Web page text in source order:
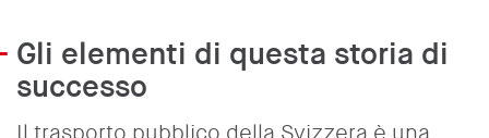
Gli elementi di questa storia di
successo